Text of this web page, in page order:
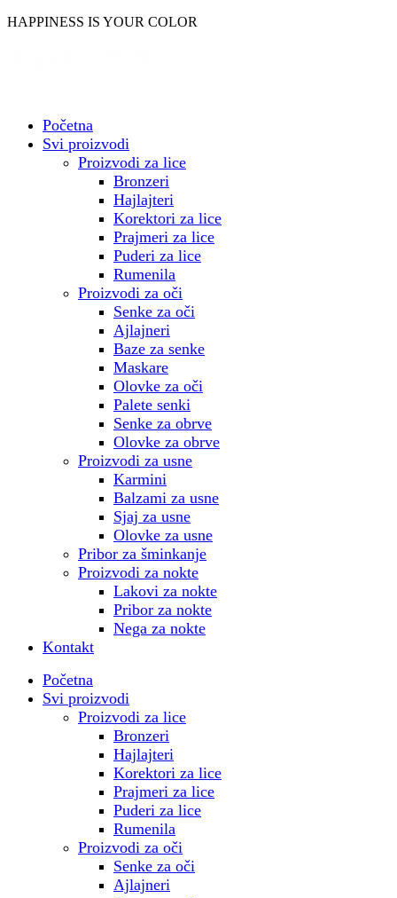
Skočite
HAPPINESS IS YOUR COLOR
Početna
Svi proizvodi
Proizvodi za lice
Bronzeri
Hajlajteri
Korektori za lice
Prajmeri za lice
Puderi za lice
Rumenila
Proizvodi za oči
Senke za oči
Ajlajneri
Baze za senke
Maskare
Olovke za oči
Palete senki
Senke za obrve
Olovke za obrve
Proizvodi za usne
Karmini
Balzami za usne
Sjaj za usne
Olovke za usne
Pribor za šminkanje
Proizvodi za nokte
Lakovi za nokte
Pribor za nokte
Nega za nokte
Kontakt
Početna
Svi proizvodi
Proizvodi za lice
Bronzeri
Hajlajteri
Korektori za lice
Prajmeri za lice
Puderi za lice
Rumenila
Proizvodi za oči
Senke za oči
Ajlajneri